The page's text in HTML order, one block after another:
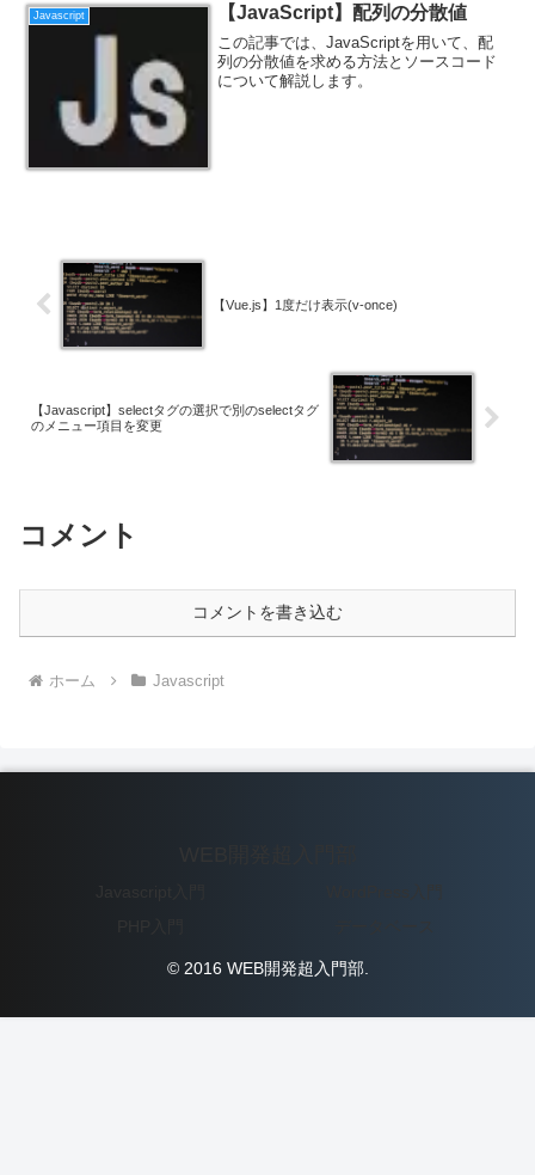
Javascript 【JavaScript】配列の分散値
この記事では、JavaScriptを用いて、配
列の分散値を求める方法とソースコード
について解説します。
【Vue.js】1度だけ表示(v-once)
【Javascript】selectタグの選択で別のselectタグ
のメニュー項目を変更
コメント
コメントを書き込む
ホーム Javascript
© 2016 WEB開発超入門部.